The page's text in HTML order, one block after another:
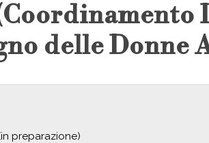
delle Donne
preparazione)